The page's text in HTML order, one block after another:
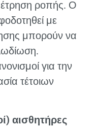
ροπής. Ο
με
μπορούν να
για την
τέτοιων
αισθητήρες